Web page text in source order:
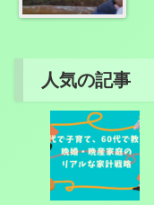
人気の記事